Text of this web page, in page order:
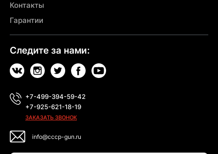
Контакты
Гарантии
Следите за нами:
+7-499-394-59-42
+7-925-621-18-19
ЗАКАЗАТЬ ЗВОНОК
info@cccp-gun.ru